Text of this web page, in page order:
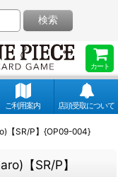
カート
検索
ご利用案内 店頭受取について
【SR/P】{OP09-004}
【SR/P】